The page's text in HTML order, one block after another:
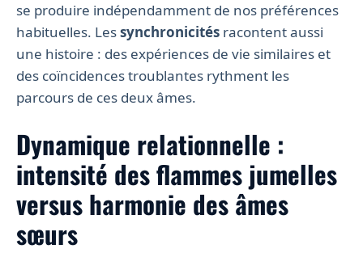
se produire indépendamment de nos préférences
habituelles. Lessynchronicités racontent aussi
une histoire : des expériences de vie similaires et
des coïncidences troublantes rythment les
parcours de ces deux âmes.
Dynamique relationnelle :
intensité des flammes jumelles
versus harmonie des âmes
sœurs